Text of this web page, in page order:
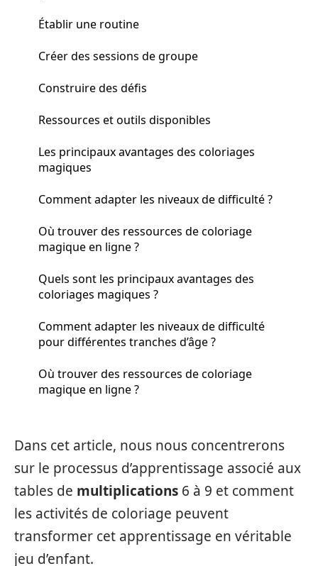
Établir une routine
Créer des sessions de groupe
Construire des défis
Ressources et outils disponibles
Les principaux avantages des coloriages
magiques
Comment adapter les niveaux de difficulté ?
Où trouver des ressources de coloriage
magique en ligne ?
Quels sont les principaux avantages des
coloriages magiques ?
Comment adapter les niveaux de difficulté
pour différentes tranches d’âge ?
Où trouver des ressources de coloriage
magique en ligne ?
Dans cet article, nous nous concentrerons
sur le processus d’apprentissage associé aux
tables de multiplications 6 à 9 et comment
les activités de coloriage peuvent
transformer cet apprentissage en véritable
jeu d’enfant.